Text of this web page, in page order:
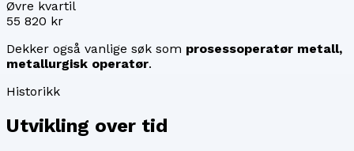
Øvre kvartil
55 820 kr
Dekker også vanlige søk som prosessoperatør metall,
metallurgisk operatør.
Historikk
Utvikling over tid